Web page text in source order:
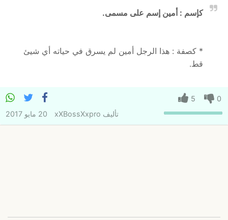
كإسم : أمين إسم على مسمى.
* كصفة : هذا الرجل أمين لم يسرق في حياته أي شيئ
قط.
0
5
تأليف xXBossXxpro 20 مايو 2017